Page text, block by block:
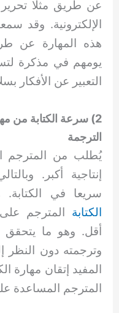
عن طريق مثلا
الإلكترونية. وقد
هذه المهارة عن
يومهم في مذكرة
التعبير عن الأفكار
2) سرعة الكتابة من
الترجمة
يُطلب من المترجم
إنتاجية أكبر.
سريعا في
الكتابة المترجم على
أقل. وهو ما يتحقق
وترجمته دون النظر
المفيد إتقان مهارة
المترجم المساعدة